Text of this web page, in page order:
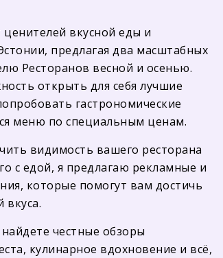
вкусной еды и
предлагая два масштабных
Ресторанов весной и осенью.
открыть для себя лучшие
гастрономические
меню по специальным ценам.
видимость вашего ресторана
с едой, я предлагаю рекламные и
которые помогут вам достичь
вкуса.
честные обзоры
кулинарное вдохновение и всё,